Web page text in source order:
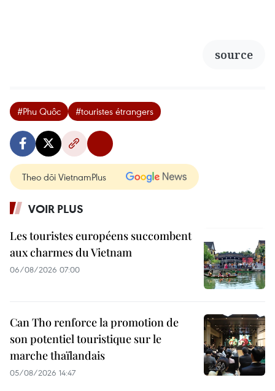
source
#Phu Quôc #touristes étrangers
Theo dõi VietnamPlus
VOIR PLUS
Les touristes européens succombent
aux charmes du Vietnam
06/08/2026 07:00
Can Tho renforce la promotion de
son potentiel touristique sur le
marche thaïlandais
05/08/2026 14:47